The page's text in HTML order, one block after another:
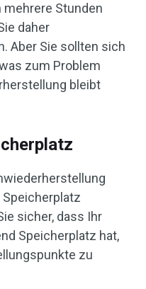
mehrere Stunden
daher
Aber Sie sollten sich
zum Problem
bleibt
sicher, dass Ihr
Speicherplatz hat,
zu